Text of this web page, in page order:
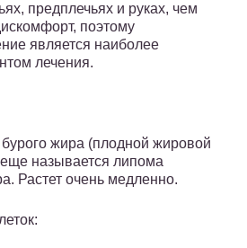
предплечьях и руках, чем
поэтому
является наиболее
лечения.
бурого жира (плодной жировой
называется липома
Растет очень медленно.